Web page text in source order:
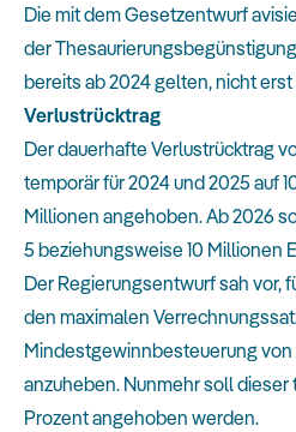
Die mit dem Gesetzentwurf
der
bereits ab 2024 gelten, nicht erst
Verlustrücktrag
Der dauerhafte Verlustrücktrag
temporär für 2024 und 2025 auf
Millionen angehoben. Ab 2026
5 beziehungsweise 10 Millionen
Der Regierungsentwurf sah vor,
den maximalen
Mindestgewinnbesteuerung
anzuheben. Nunmehr soll dieser
Prozent angehoben werden.